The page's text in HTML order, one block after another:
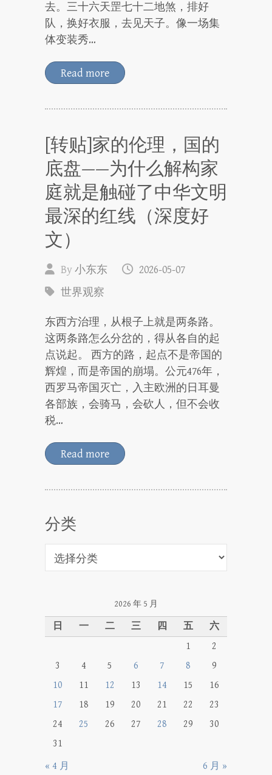
去。三十六天罡七十二地煞，排好
队，换好衣服，去见天子。像一场集
体变装秀…
Read more
[转贴]家的伦理，国的
底盘——为什么解构家
庭就是触碰了中华文明
最深的红线（深度好
文）
By小东东
2026-05-07
世界观察
东西方治理，从根子上就是两条路。
这两条路怎么分岔的，得从各自的起
点说起。 西方的路，起点不是帝国的
辉煌，而是帝国的崩塌。公元476年，
西罗马帝国灭亡，入主欧洲的日耳曼
各部族，会骑马，会砍人，但不会收
税…
Read more
分类
2026 年 5 月
日 一 二 三 四 五
六
1
2
3
4 5 6 7 8
9
10
11 12 13 14 15
16
17
18 19 20 21 22
23
24
25 26 27 28 29
30
31
« 4 月
6 月 »